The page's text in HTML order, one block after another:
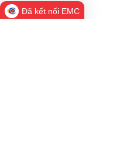
Đã kết nối EMC